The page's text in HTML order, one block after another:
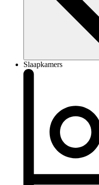
Slaapkamers